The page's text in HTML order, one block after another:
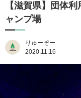
【滋賀県】団体
ャンプ場
りゅーぞー
2020.11.16